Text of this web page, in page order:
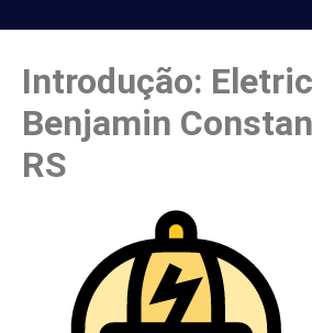
Introdução:
Benjamin
RS